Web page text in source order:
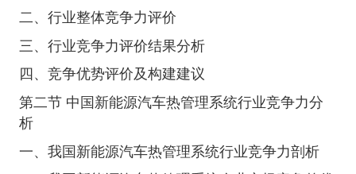
二、行业整体竞争力评价
三、行业竞争力评价结果分析
四、竞争优势评价及构建建议
第二节 中国新能源汽车热管理系统行业竞争力分
析
一、我国新能源汽车热管理系统行业竞争力剖析